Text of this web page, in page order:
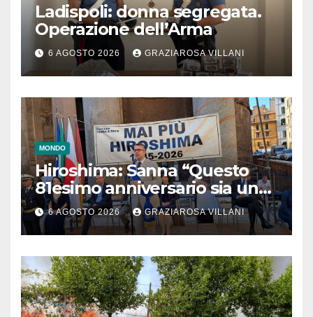
Ladispoli: donna segregata.
Operazione dell’Arma
6 AGOSTO 2026 GRAZIAROSA VILLANI
MONDO
Hiroshima: Sanna “Questo
81esimo anniversario sia un
monito per tutti”
6 AGOSTO 2026 GRAZIAROSA VILLANI